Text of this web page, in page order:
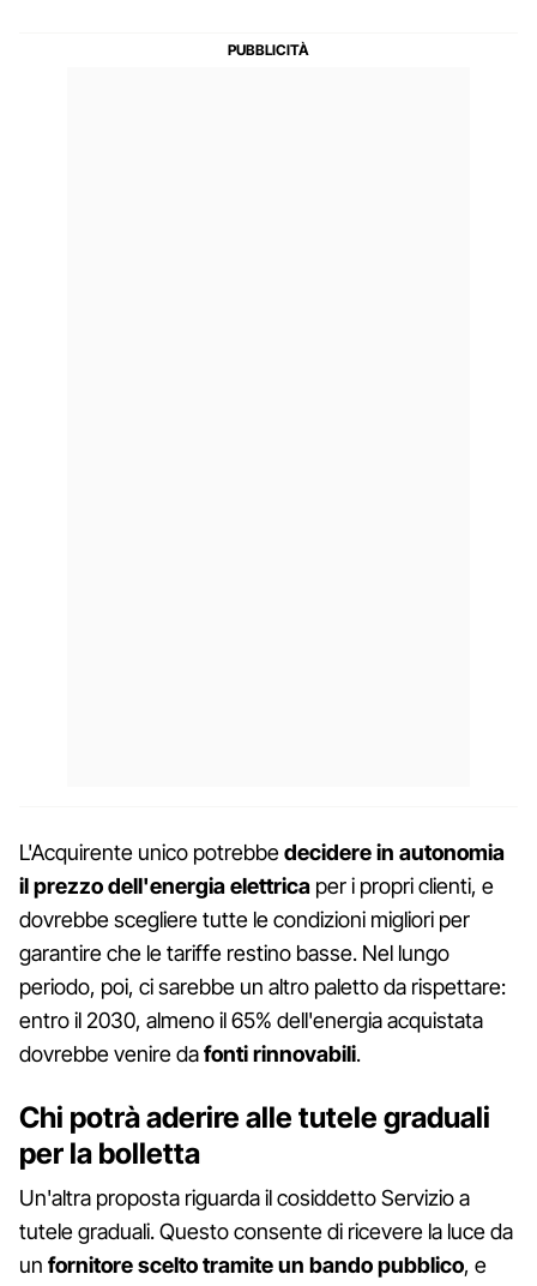
L'Acquirente unico potrebbedecidere in autonomia
il prezzo dell'energia elettrica per i propri clienti, e
dovrebbe scegliere tutte le condizioni migliori per
garantire che le tariffe restino basse. Nel lungo
periodo, poi, ci sarebbe un altro paletto da rispettare:
entro il 2030, almeno il 65% dell'energia acquistata
dovrebbe venire dafonti rinnovabili.
Chi potrà aderire alle tutele graduali
per la bolletta
Un'altra proposta riguarda il cosiddetto Servizio a
tutele graduali. Questo consente di ricevere la luce da
un fornitore scelto tramite un bando pubblico, e